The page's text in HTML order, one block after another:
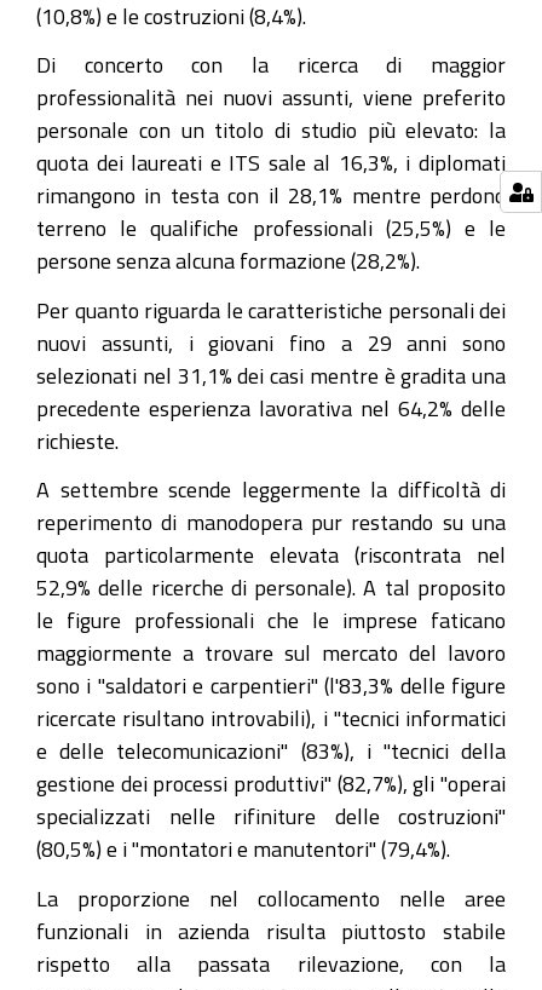
(10,8%) e le costruzioni (8,4%).
Di concerto con la ricerca di maggior
professionalità nei nuovi assunti, viene preferito
personale con un titolo di studio più elevato: la
quota dei laureati e ITS sale al 16,3%, i diplomati
rimangono in testa con il 28,1% mentre perdono
terreno le qualifiche professionali (25,5%) e le
persone senza alcuna formazione (28,2%).
Per quanto riguarda le caratteristiche personali dei
nuovi assunti, i giovani fino a 29 anni sono
selezionati nel 31,1% dei casi mentre è gradita una
precedente esperienza lavorativa nel 64,2% delle
richieste.
A settembre scende leggermente la difficoltà di
reperimento di manodopera pur restando su una
quota particolarmente elevata (riscontrata nel
52,9% delle ricerche di personale). A tal proposito
le figure professionali che le imprese faticano
maggiormente a trovare sul mercato del lavoro
sono i "saldatori e carpentieri" (l'83,3% delle figure
ricercate risultano introvabili), i "tecnici informatici
e delle telecomunicazioni" (83%), i "tecnici della
gestione dei processi produttivi" (82,7%), gli "operai
specializzati nelle rifiniture delle costruzioni"
(80,5%) e i "montatori e manutentori" (79,4%).
La proporzione nel collocamento nelle aree
funzionali in azienda risulta piuttosto stabile
rispetto alla passata rilevazione, con la